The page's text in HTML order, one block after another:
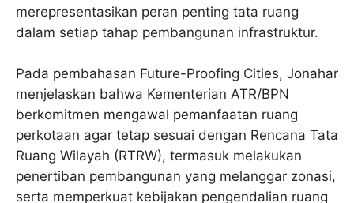
merepresentasikan peran penting tata ruang
dalam setiap tahap pembangunan infrastruktur.
Pada pembahasan Future-Proofing Cities, Jonahar
menjelaskan bahwa Kementerian ATR/BPN
berkomitmen mengawal pemanfaatan ruang
perkotaan agar tetap sesuai dengan Rencana Tata
Ruang Wilayah (RTRW), termasuk melakukan
penertiban pembangunan yang melanggar zonasi,
serta memperkuat kebijakan pengendalian ruang